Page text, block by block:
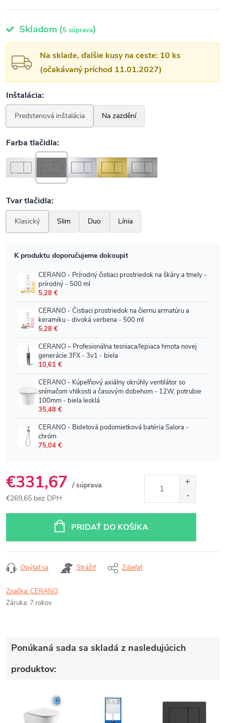
Skladom (5 súprava)
Na sklade, ďalšie kusy na ceste: 10 ks
(očakávaný príchod 11.01.2027)
€331,67 / súprava
€269,65 bez DPH
PRIDAŤ DO KOŠÍKA
Opýtať sa Strážiť Zdieľať
Značka:CERANO
Záruka: 7 rokov
Ponúkaná sada sa skladá z nasledujúcich
produktov: